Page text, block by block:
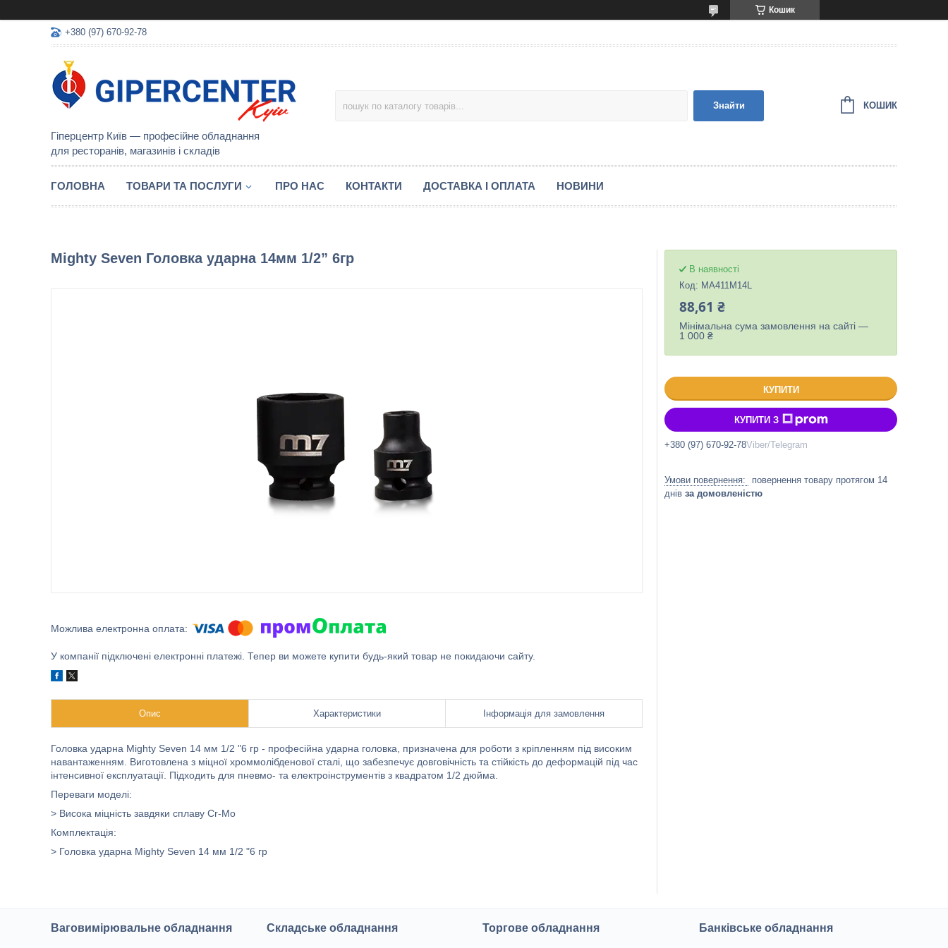
Кошик
+380 (97) 670-92-78
Гіперцентр Київ — професійне обладнання
для ресторанів, магазинів і складів
Знайти КОШИК
ГОЛОВНА ТОВАРИ ТА ПОСЛУГИ ПРО НАС КОНТАКТИ ДОСТАВКА І ОПЛАТА НОВИНИ
Mighty Seven Головка ударна 14мм 1/2” 6гр
У компанії підключені електронні платежі. Тепер ви можете купити будь-який товар не покидаючи сайту.
Опис Характеристики Інформація для замовлення
Головка ударна Mighty Seven 14 мм 1/2 "6 гр - професійна ударна головка, призначена для роботи з кріпленням під високим
навантаженням. Виготовлена з міцної хроммолібденової сталі, що забезпечує довговічність та стійкість до деформацій під час
інтенсивної експлуатації. Підходить для пневмо- та електроінструментів з квадратом 1/2 дюйма.
Переваги моделі:
> Висока міцність завдяки сплаву Cr-Mo
Комплектація:
> Головка ударна Mighty Seven 14 мм 1/2 "6 гр
В наявності
Код: MA411M14L
88,61 ₴
Мінімальна сума замовлення на сайті —
1 000 ₴
КУПИТИ
КУПИТИ З
+380 (97) 670-92-78Viber/Telegram
повернення товару протягом 14
днів за домовленістю
Ваговимірювальне обладнання Складське обладнання Торгове обладнання Банківське обладнання